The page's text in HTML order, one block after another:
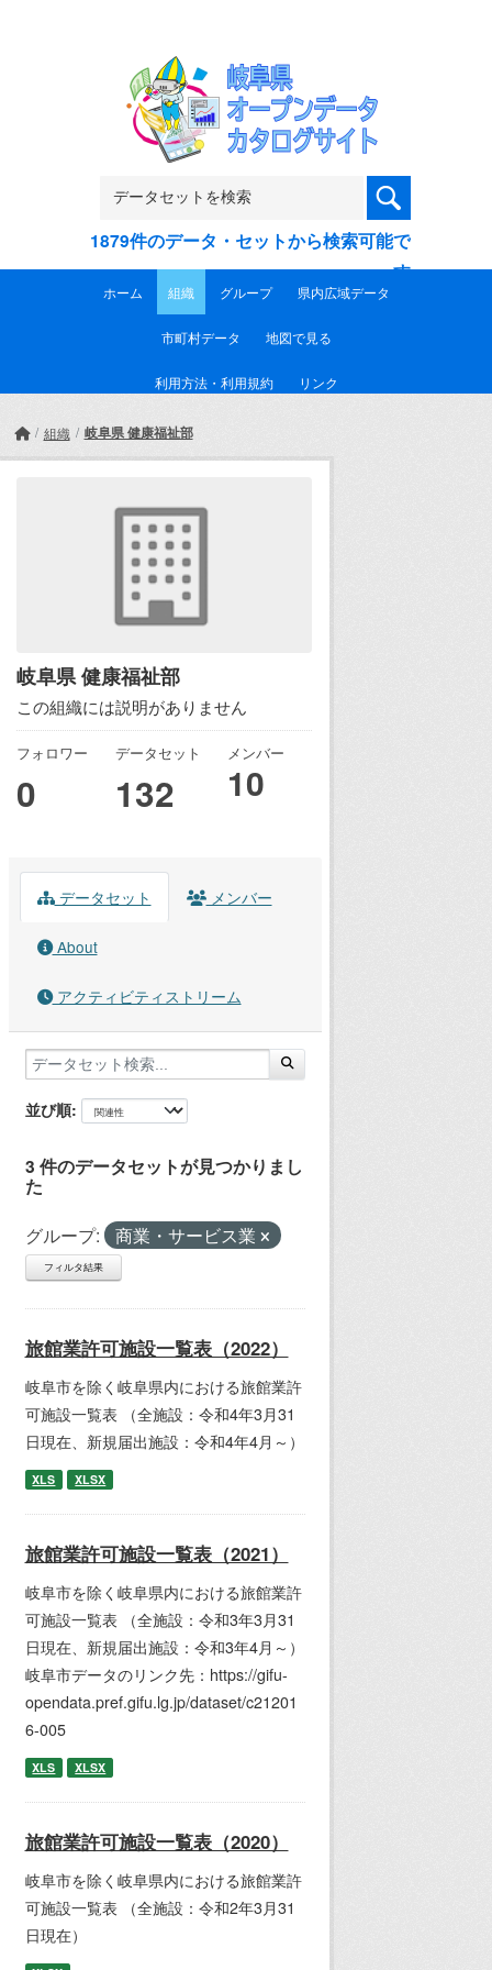
1879件のデータ・セットから検索可能で
す
ホーム 組織 グループ 県内広域データ
市町村データ 地図で見る
利用方法・利用規約 リンク
組織 岐阜県 健康福祉部
岐阜県 健康福祉部
この組織には説明がありません
フォロワー
0
データセット
132
メンバー
10
データセット メンバー
About
アクティビティストリーム
並び順
3 件のデータセットが見つかりまし
た
グループ: 商業・サービス業
フィルタ結果
旅館業許可施設一覧表（2022）
岐阜市を除く岐阜県内における旅館業許
可施設一覧表 （全施設：令和4年3月31
日現在、新規届出施設：令和4年4月～）
XLS XLSX
旅館業許可施設一覧表（2021）
岐阜市を除く岐阜県内における旅館業許
可施設一覧表 （全施設：令和3年3月31
日現在、新規届出施設：令和3年4月～）
岐阜市データのリンク先：https://gifu-
opendata.pref.gifu.lg.jp/dataset/c21201
6-005
XLS XLSX
旅館業許可施設一覧表（2020）
岐阜市を除く岐阜県内における旅館業許
可施設一覧表 （全施設：令和2年3月31
日現在）